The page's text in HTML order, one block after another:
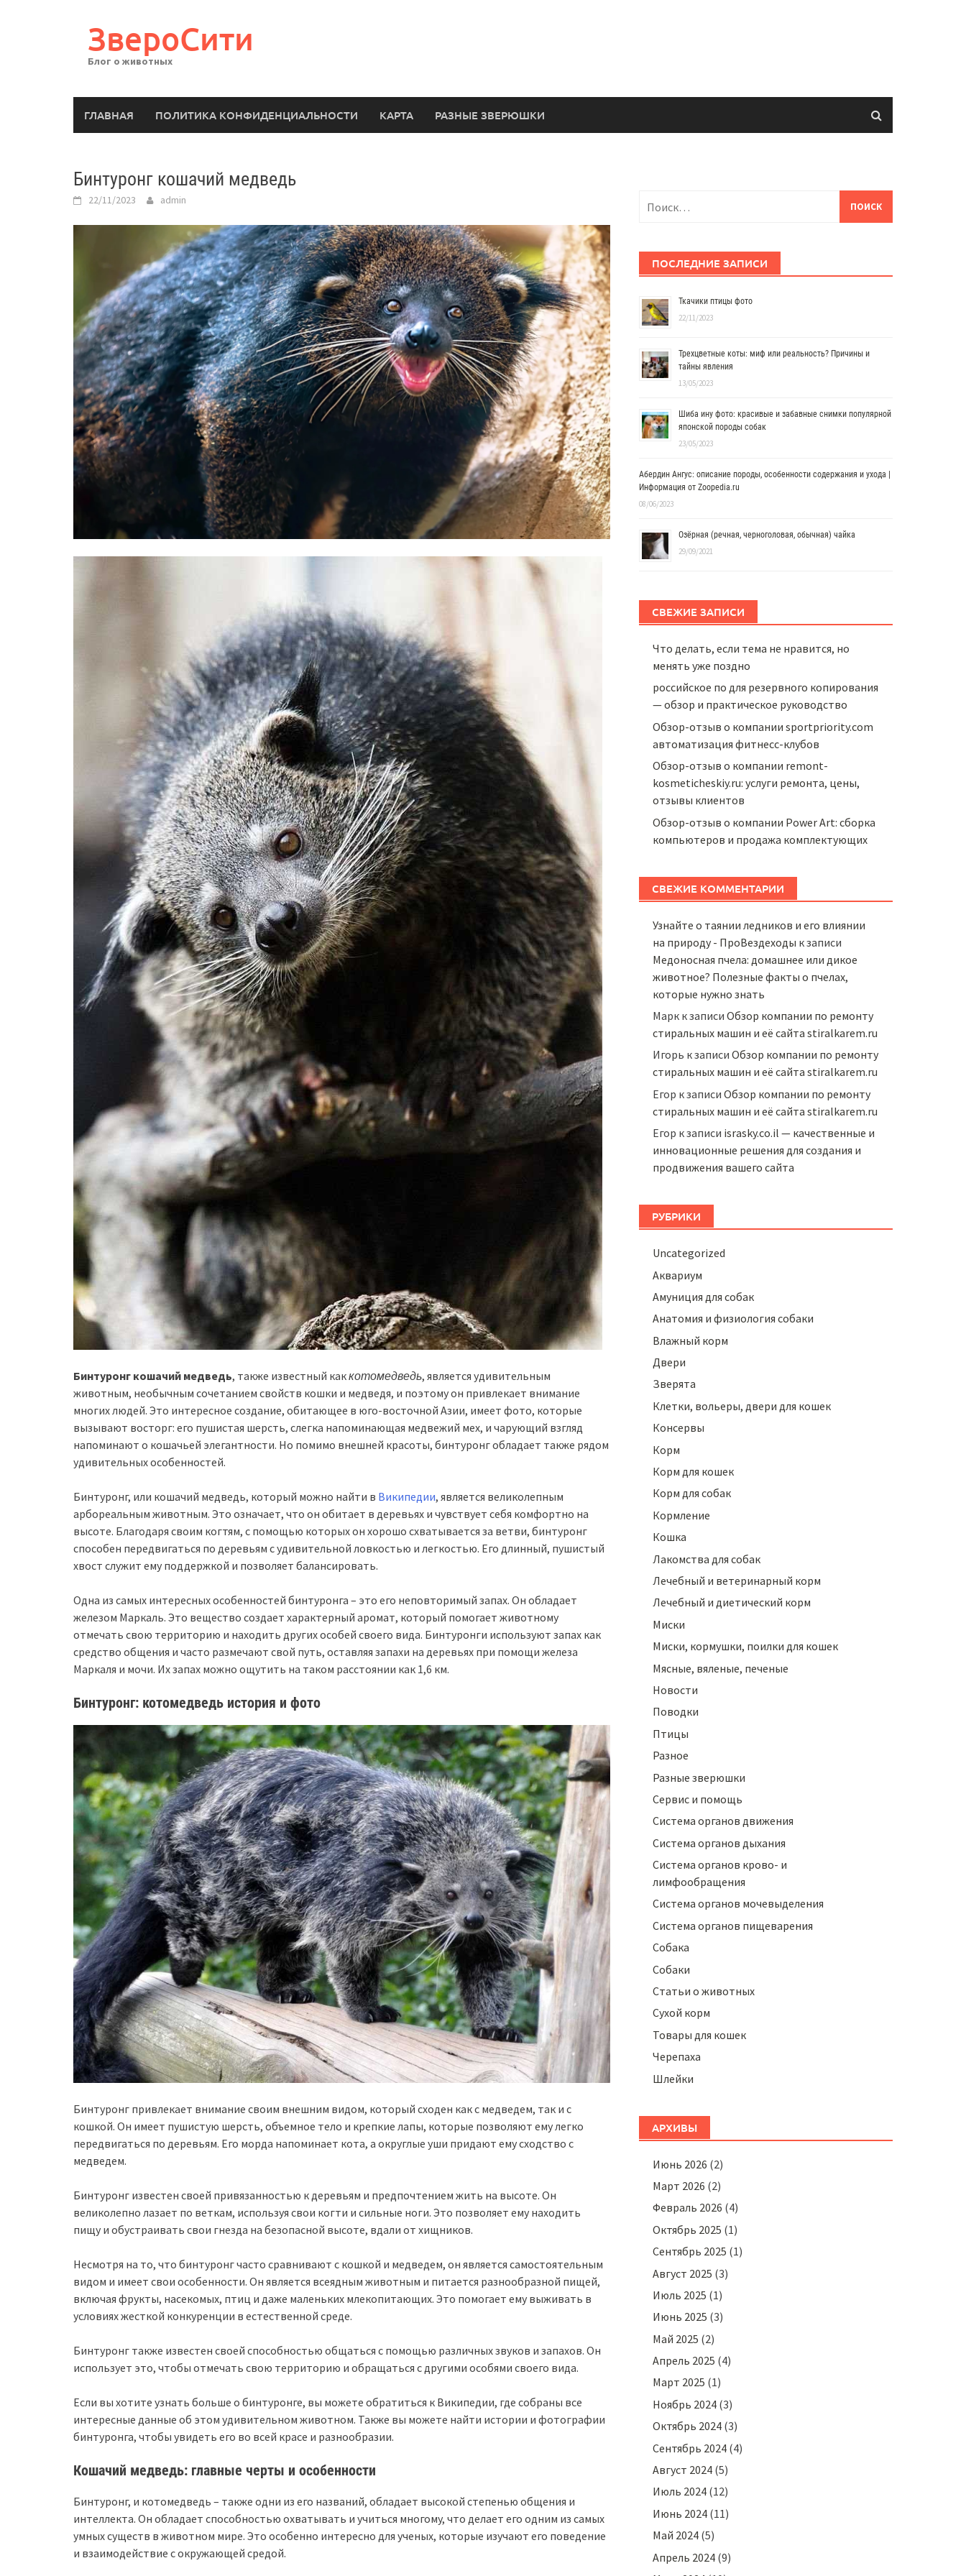
ЗвероСити
Блог о животных
ГЛАВНАЯ ПОЛИТИКА КОНФИДЕНЦИАЛЬНОСТИ КАРТА РАЗНЫЕ ЗВЕРЮШКИ
Бинтуронг кошачий медведь
22/11/2023 admin
Бинтуронг кошачий медведь, также известный каккотомедведь, является удивительным
животным, необычным сочетанием свойств кошки и медведя, и поэтому он привлекает внимание
многих людей. Это интересное создание, обитающее в юго-восточной Азии, имеет фото, которые
вызывают восторг: его пушистая шерсть, слегка напоминающая медвежий мех, и чарующий взгляд
напоминают о кошачьей элегантности. Но помимо внешней красоты, бинтуронг обладает также рядом
удивительных особенностей.
Бинтуронг, или кошачий медведь, который можно найти в Википедии, является великолепным
арбореальным животным. Это означает, что он обитает в деревьях и чувствует себя комфортно на
высоте. Благодаря своим когтям, с помощью которых он хорошо схватывается за ветви, бинтуронг
способен передвигаться по деревьям с удивительной ловкостью и легкостью. Его длинный, пушистый
хвост служит ему поддержкой и позволяет балансировать.
Одна из самых интересных особенностей бинтуронга – это его неповторимый запах. Он обладает
железом Маркаль. Это вещество создает характерный аромат, который помогает животному
отмечать свою территорию и находить других особей своего вида. Бинтуронги используют запах как
средство общения и часто размечают свой путь, оставляя запахи на деревьях при помощи железа
Маркаля и мочи. Их запах можно ощутить на таком расстоянии как 1,6 км.
Бинтуронг: котомедведь история и фото
Бинтуронг привлекает внимание своим внешним видом, который сходен как с медведем, так и с
кошкой. Он имеет пушистую шерсть, объемное тело и крепкие лапы, которые позволяют ему легко
передвигаться по деревьям. Его морда напоминает кота, а округлые уши придают ему сходство с
медведем.
Бинтуронг известен своей привязанностью к деревьям и предпочтением жить на высоте. Он
великолепно лазает по веткам, используя свои когти и сильные ноги. Это позволяет ему находить
пищу и обустраивать свои гнезда на безопасной высоте, вдали от хищников.
Несмотря на то, что бинтуронг часто сравнивают с кошкой и медведем, он является самостоятельным
видом и имеет свои особенности. Он является всеядным животным и питается разнообразной пищей,
включая фрукты, насекомых, птиц и даже маленьких млекопитающих. Это помогает ему выживать в
условиях жесткой конкуренции в естественной среде.
Бинтуронг также известен своей способностью общаться с помощью различных звуков и запахов. Он
использует это, чтобы отмечать свою территорию и обращаться с другими особями своего вида.
Если вы хотите узнать больше о бинтуронге, вы можете обратиться к Википедии, где собраны все
интересные данные об этом удивительном животном. Также вы можете найти истории и фотографии
бинтуронга, чтобы увидеть его во всей красе и разнообразии.
Кошачий медведь: главные черты и особенности
Бинтуронг, и котомедведь – также одни из его названий, обладает высокой степенью общения и
интеллекта. Он обладает способностью охватывать и учиться многому, что делает его одним из самых
умных существ в животном мире. Это особенно интересно для ученых, которые изучают его поведение
и взаимодействие с окружающей средой.
ПОСЛЕДНИЕ ЗАПИСИ
Ткачики птицы фото
22/11/2023
Трехцветные коты: миф или реальность? Причины и
тайны явления
13/05/2023
Шиба ину фото: красивые и забавные снимки популярной
японской породы собак
23/05/2023
Абердин Ангус: описание породы, особенности содержания и ухода |
Информация от Zoopedia.ru
08/06/2023
Озёрная (речная, черноголовая, обычная) чайка
29/09/2021
СВЕЖИЕ ЗАПИСИ
Что делать, если тема не нравится, но
менять уже поздно
российское по для резервного копирования
— обзор и практическое руководство
Обзор-отзыв о компании sportpriority.com
автоматизация фитнесс-клубов
Обзор-отзыв о компании remont-
kosmeticheskiy.ru: услуги ремонта, цены,
отзывы клиентов
Обзор-отзыв о компании Power Art: сборка
компьютеров и продажа комплектующих
СВЕЖИЕ КОММЕНТАРИИ
Узнайте о таянии ледников и его влиянии
на природу - ПроВездеходы к записи
Медоносная пчела: домашнее или дикое
животное? Полезные факты о пчелах,
которые нужно знать
Маркк записи Обзор компании по ремонту
стиральных машин и её сайта stiralkarem.ru
Игорь к записи Обзор компании по ремонту
стиральных машин и её сайта stiralkarem.ru
Егор к записи Обзор компании по ремонту
стиральных машин и её сайта stiralkarem.ru
Егор к записи israsky.co.il — качественные и
инновационные решения для создания и
продвижения вашего сайта
РУБРИКИ
Uncategorized
Аквариум
Амуниция для собак
Анатомия и физиология собаки
Влажный корм
Двери
Зверята
Клетки, вольеры, двери для кошек
Консервы
Корм
Корм для кошек
Корм для собак
Кормление
Кошка
Лакомства для собак
Лечебный и ветеринарный корм
Лечебный и диетический корм
Миски
Миски, кормушки, поилки для кошек
Мясные, вяленые, печеные
Новости
Поводки
Птицы
Разное
Разные зверюшки
Сервис и помощь
Система органов движения
Система органов дыхания
Система органов крово- и
лимфообращения
Система органов мочевыделения
Система органов пищеварения
Собака
Собаки
Статьи о животных
Сухой корм
Товары для кошек
Черепаха
Шлейки
АРХИВЫ
Июнь 2026 (2)
Март 2026 (2)
Февраль 2026 (4)
Октябрь 2025 (1)
Сентябрь 2025 (1)
Август 2025 (3)
Июль 2025 (1)
Июнь 2025 (3)
Май 2025 (2)
Апрель 2025 (4)
Март 2025 (1)
Ноябрь 2024(3)
Октябрь 2024(3)
Сентябрь 2024(4)
Август 2024(5)
Июль 2024(12)
Июнь 2024(11)
Май 2024(5)
Апрель 2024(9)